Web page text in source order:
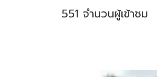
551 จำนวนผู้เข้าชม